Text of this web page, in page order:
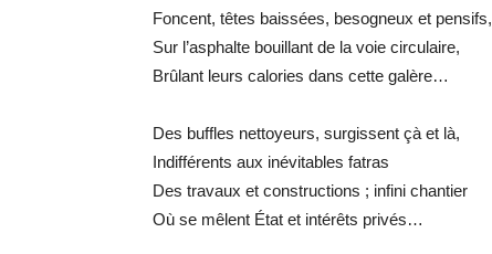
Foncent, têtes baissées, besogneux et pensifs,
Sur l’asphalte bouillant de la voie circulaire,
Brûlant leurs calories dans cette galère…
Des buffles nettoyeurs, surgissent çà et là,
Indifférents aux inévitables fatras
Des travaux et constructions ; infini chantier
Où se mêlent État et intérêts privés…